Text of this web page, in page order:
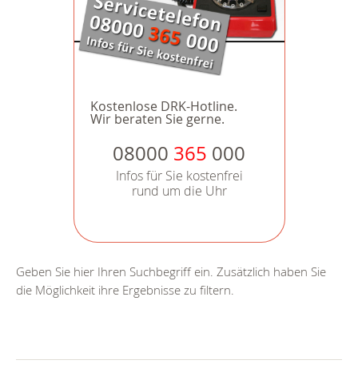
Kostenlose DRK-Hotline.
Wir beraten Sie gerne.
08000 365 000
Infos für Sie kostenfrei
rund um die Uhr
Geben Sie hier Ihren Suchbegriff ein. Zusätzlich haben Sie
die Möglichkeit ihre Ergebnisse zu filtern.